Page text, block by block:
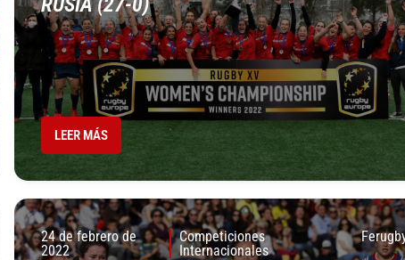
LEER MÁS
24 de febrero de
2022
Competiciones
Internacionales